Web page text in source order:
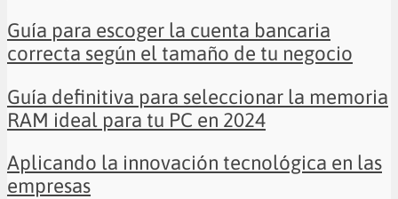
Guía para escoger la cuenta bancaria
correcta según el tamaño de tu negocio
Guía definitiva para seleccionar la memoria
RAM ideal para tu PC en 2024
Aplicando la innovación tecnológica en las
empresas